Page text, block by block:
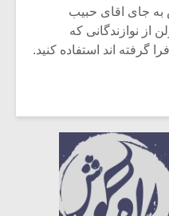
به جای اقای حبیب
از نوازندگانی که
گرفته اند استفاده کنید.